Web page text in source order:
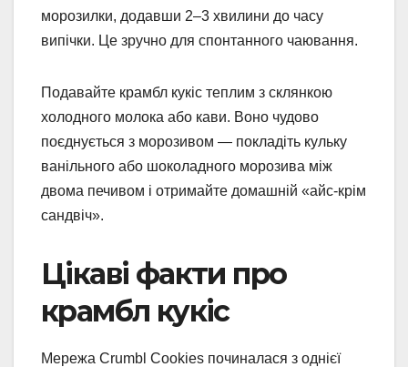
морозилки, додавши 2–3 хвилини до часу
випічки. Це зручно для спонтанного чаювання.
Подавайте крамбл кукіс теплим з склянкою
холодного молока або кави. Воно чудово
поєднується з морозивом — покладіть кульку
ванільного або шоколадного морозива між
двома печивом і отримайте домашній «айс-крім
сандвіч».
Цікаві факти про
крамбл кукіс
Мережа Crumbl Cookies починалася з однієї